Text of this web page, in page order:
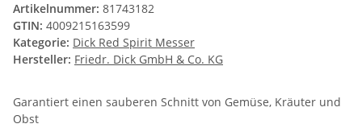
Artikelnummer: 81743182
GTIN: 4009215163599
Kategorie: Dick Red Spirit Messer
Hersteller: Friedr. Dick GmbH & Co. KG
Garantiert einen sauberen Schnitt von Gemüse, Kräuter und
Obst